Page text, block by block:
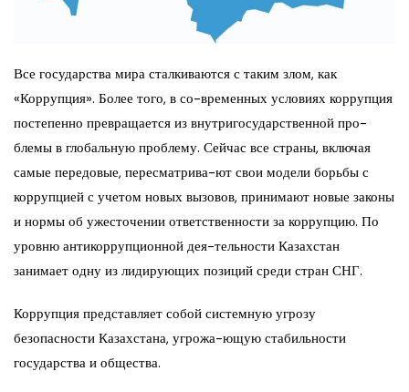
Все государства мира сталкиваются с таким злом, как
«Коррупция». Более того, в со-временных условиях коррупция
постепенно превращается из внутригосударственной про-
блемы в глобальную проблему. Сейчас все страны, включая
самые передовые, пересматрива-ют свои модели борьбы с
коррупцией с учетом новых вызовов, принимают новые законы
и нормы об ужесточении ответственности за коррупцию. По
уровню антикоррупционной дея-тельности Казахстан
занимает одну из лидирующих позиций среди стран СНГ.
Коррупция представляет собой системную угрозу
безопасности Казахстана, угрожа-ющую стабильности
государства и общества.